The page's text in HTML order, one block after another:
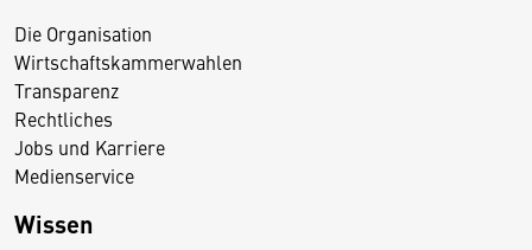
Die Organisation
Wirtschaftskammerwahlen
Transparenz
Rechtliches
Jobs und Karriere
Medienservice
Wissen